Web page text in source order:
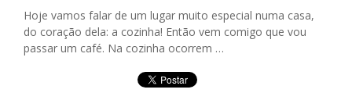
Hoje vamos falar de um lugar muito especial numa casa,
do coração dela: a cozinha! Então vem comigo que vou
passar um café. Na cozinha ocorrem …